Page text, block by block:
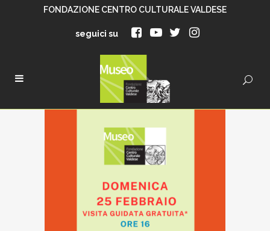
FONDAZIONE CENTRO CULTURALE VALDESE
seguici su